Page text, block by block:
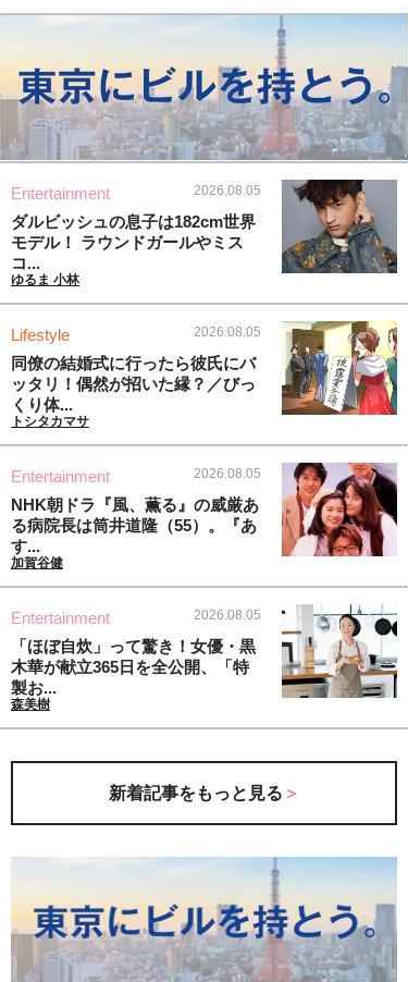
Entertainment 2026.08.05
ダルビッシュの息子は182cm世界
モデル！ ラウンドガールやミス
コ...
ゆるま 小林
Lifestyle 2026.08.05
同僚の結婚式に行ったら彼氏にバ
ッタリ！偶然が招いた縁？／びっ
くり体...
トシタカマサ
Entertainment 2026.08.05
NHK朝ドラ『風、薫る』の威厳あ
る病院長は筒井道隆（55）。『あ
す...
加賀谷健
Entertainment 2026.08.05
「ほぼ自炊」って驚き！女優・黒
木華が献立365日を全公開、「特
製お...
森美樹
新着記事をもっと見る